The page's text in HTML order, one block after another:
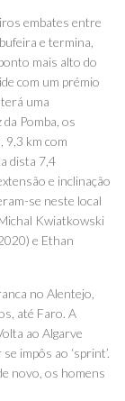
embates entre
e termina,
mais alto do
com um prémio
uma
Pomba, os
9,3 km com
dista 7,4
e inclinação
se neste local
Kwiatkowski
e Ethan
no Alentejo,
até Faro. A
ao Algarve
impôs ao ‘sprint’.
novo, os homens